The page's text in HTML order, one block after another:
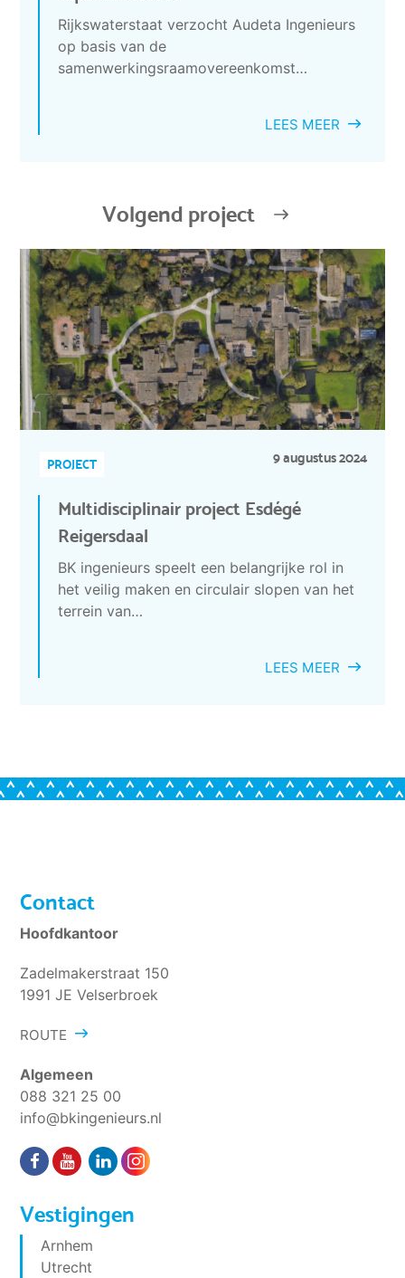
Rijkswaterstaat verzocht Audeta Ingenieurs
op basis van de
samenwerkingsraamovereenkomst…
LEES MEER
Volgend project
PROJECT 9 augustus 2024
Multidisciplinair project Esdégé
Reigersdaal
BK ingenieurs speelt een belangrijke rol in
het veilig maken en circulair slopen van het
terrein van…
LEES MEER
Contact
Hoofdkantoor
Zadelmakerstraat 150
1991 JE Velserbroek
ROUTE
Algemeen
088 321 25 00
info@bkingenieurs.nl
Vestigingen
Arnhem
Utrecht